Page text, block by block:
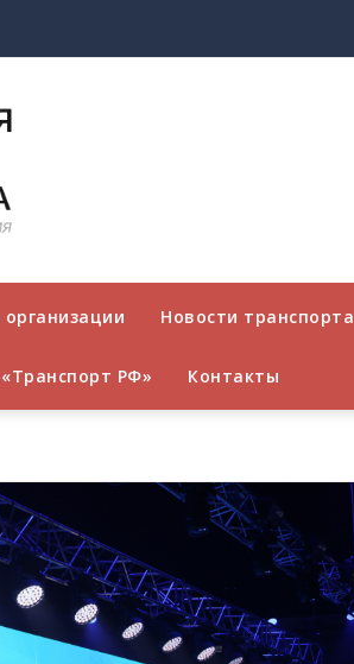
Новости транспорта
РФ» Контакты